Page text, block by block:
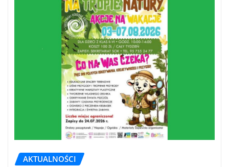
AKTUALNOŚCI